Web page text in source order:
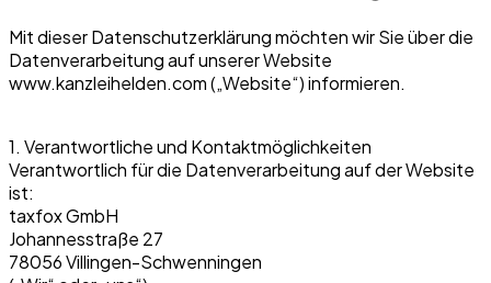
Mit dieser Datenschutzerklärung möchten wir Sie über die
Datenverarbeitung auf unserer Website
www.kanzleihelden.com („Website“) informieren.
1. Verantwortliche und Kontaktmöglichkeiten
Verantwortlich für die Datenverarbeitung auf der Website
ist:
taxfox GmbH
Johannesstraße 27
78056 Villingen-Schwenningen